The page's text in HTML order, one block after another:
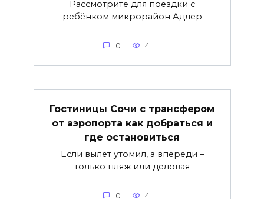
Рассмотрите для поездки с
ребёнком микрорайон Адлер
0 4
Гостиницы Сочи с трансфером
от аэропорта как добраться и
где остановиться
Если вылет утомил, а впереди –
только пляж или деловая
0 4